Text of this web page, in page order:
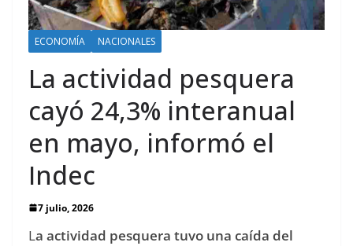
ECONOMÍA NACIONALES
La actividad pesquera
cayó 24,3% interanual
en mayo, informó el
Indec
7 julio, 2026
La actividad pesquera tuvo una caída del